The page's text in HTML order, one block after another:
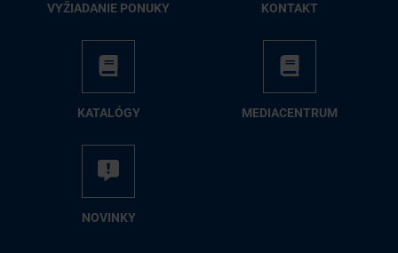
VY­ŽIA­DA­NIE PO­NU­KY KON­TAKT
KA­TA­LÓ­GY ME­DIA­CEN­TRUM
NO­VIN­KY